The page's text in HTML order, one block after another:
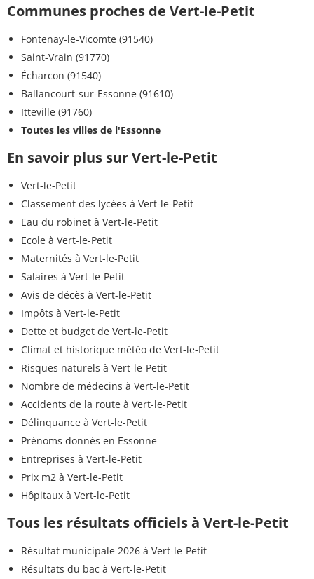
Communes proches de Vert-le-Petit
Fontenay-le-Vicomte (91540)
Saint-Vrain (91770)
Écharcon (91540)
Ballancourt-sur-Essonne (91610)
Itteville (91760)
Toutes les villes de l'Essonne
En savoir plus sur Vert-le-Petit
Vert-le-Petit
Classement des lycées à Vert-le-Petit
Eau du robinet à Vert-le-Petit
Ecole à Vert-le-Petit
Maternités à Vert-le-Petit
Salaires à Vert-le-Petit
Avis de décès à Vert-le-Petit
Impôts à Vert-le-Petit
Dette et budget de Vert-le-Petit
Climat et historique météo de Vert-le-Petit
Risques naturels à Vert-le-Petit
Nombre de médecins à Vert-le-Petit
Accidents de la route à Vert-le-Petit
Délinquance à Vert-le-Petit
Prénoms donnés en Essonne
Entreprises à Vert-le-Petit
Prix m2 à Vert-le-Petit
Hôpitaux à Vert-le-Petit
Tous les résultats officiels à Vert-le-Petit
Résultat municipale 2026 à Vert-le-Petit
Résultats du bac à Vert-le-Petit